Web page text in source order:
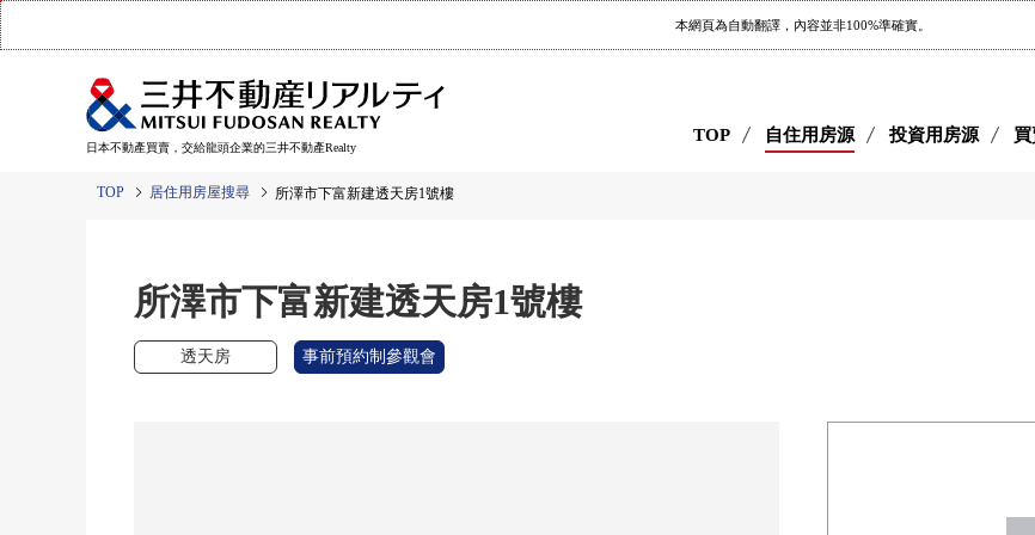
本網頁為自動翻譯，內容並非100%準確實。
日本不動產買賣，交給龍頭企業的三井不動產Realty
TOP 自住用房源 投資用房源
TOP 居住用房屋搜尋 所澤市下富新建透天房1號樓
所澤市下富新建透天房1號樓
透天房 事前預約制參觀會